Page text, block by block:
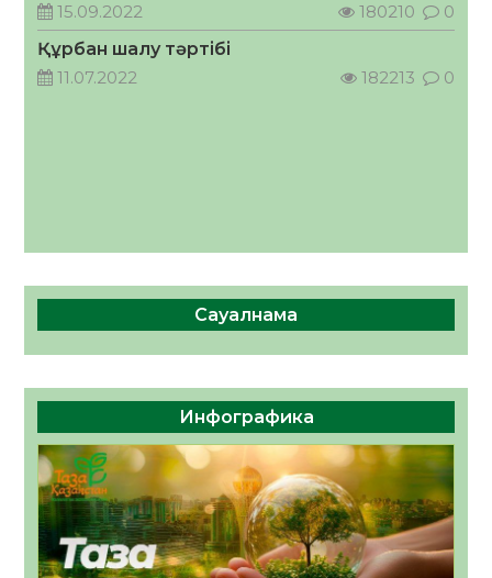
ӘРБІР ДАУЫС – ҚОҒАМ ДАМУЫНА
ҚОСЫЛҒАН ҮЛЕС
05.08.2026
15.09.2022
180210
0
Құрбан шалу тәртібі
11.07.2022
182213 0
Сауалнама
Инфографика